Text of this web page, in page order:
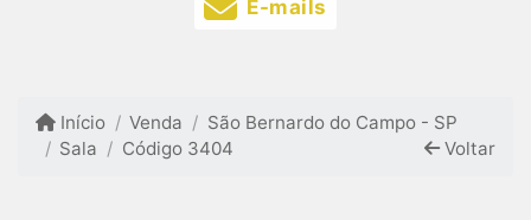
E-mails
Início Venda
São Bernardo do Campo - SP
Sala
Código 3404 Voltar